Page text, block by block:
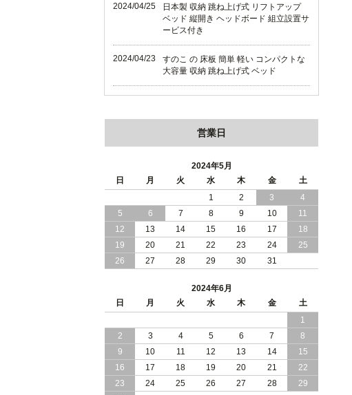
2024/04/25
日本製 収納 跳ね上げ式 リフトアップ
ベッド 縦開き ヘッドボード 組立設置サ
ービス付き
2024/04/23
すのこ の 床板 簡単 軽い コンパクトな
大容量 収納 跳ね上げ式 ベッド
2024/03/28
収納 付き 大容量 チェスト ベッド 日本
製 ヘッドボードなし
2024/02/23
畳 の 床面 で 敷き布団 で 寝られる 引き
出し 収納庫 付 大容量 チェスト ベッド
日本製
2024/02/13
床 畳仕様 で 敷き布団 が 使える 引き出
し 収納庫 付き チェスト ベッド 日本製
おすすめ 引出し 収納 付 シンプル ＆ ス
タイリッシュ 国産 日本製 チェスト ベ
2024/02/02
日本製 引出し 収納 と 棚 コンセント が
付いた シンプル デザイン チェスト ベ
ッド
営業日
2024年5月
日
月 火 水 木 金
土
1
2 3
4
5
6 7 8 9 10
11
12
13 14 15 16 17
18
19
20 21 22 23 24
25
26
27 28 29 30 31
2024年6月
日
月 火 水 木 金
土
1
2
3 4 5 6 7
8
9
10 11 12 13 14
15
16
17 18 19 20 21
22
23
24 25 26 27 28
29